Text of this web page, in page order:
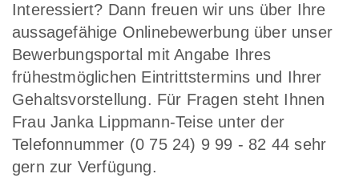
Interessiert? Dann freuen wir uns über Ihre
aussagefähige Onlinebewerbung über unser
Bewerbungsportal mit Angabe Ihres
frühestmöglichen Eintrittstermins und Ihrer
Gehaltsvorstellung. Für Fragen steht Ihnen
Frau Janka Lippmann-Teise unter der
Telefonnummer (0 75 24) 9 99 - 82 44 sehr
gern zur Verfügung.